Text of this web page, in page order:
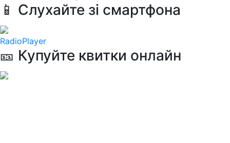
📱 Слухайте зі смартфона
RadioPlayer
🎫 Купуйте квитки онлайн